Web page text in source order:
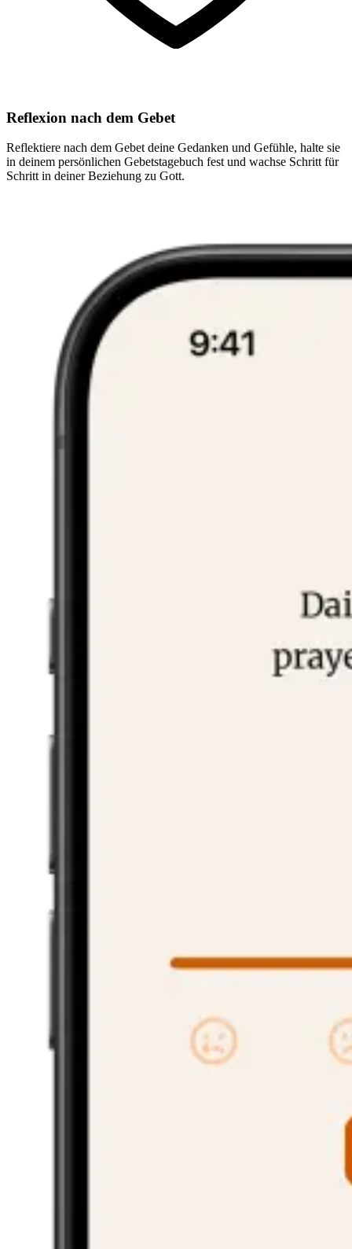
Reflexion nach dem Gebet
Reflektiere nach dem Gebet deine Gedanken und Gefühle, halte sie
in deinem persönlichen Gebetstagebuch fest und wachse Schritt für
Schritt in deiner Beziehung zu Gott.